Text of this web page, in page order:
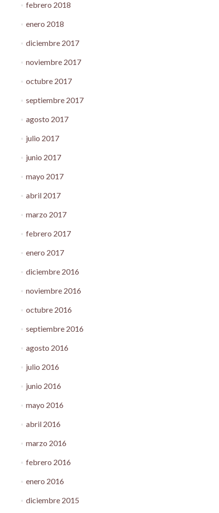
febrero 2018
enero 2018
diciembre 2017
noviembre 2017
octubre 2017
septiembre 2017
agosto 2017
julio 2017
junio 2017
mayo 2017
abril 2017
marzo 2017
febrero 2017
enero 2017
diciembre 2016
noviembre 2016
octubre 2016
septiembre 2016
agosto 2016
julio 2016
junio 2016
mayo 2016
abril 2016
marzo 2016
febrero 2016
enero 2016
diciembre 2015